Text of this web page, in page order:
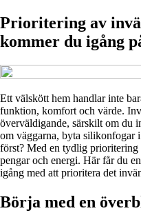
Prioritering av
kommer du igång
Ett välskött hem handlar inte
funktion, komfort och värde.
överväldigande, särskilt om du
om väggarna, byta silikonfogar
först? Med en tydlig prioritering
pengar och energi. Här får du
igång med att prioritera det
Börja med en